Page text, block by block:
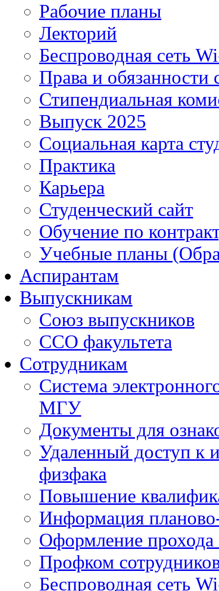
Рабочие планы
Лекторий
Беспроводная сеть
Права и обязанности
Стипендиальная
Выпуск 2025
Социальная карта
Практика
Карьера
Студенческий сайт
Обучение по
Учебные планы
Аспирантам
Выпускникам
Союз выпускников
ССО факультета
Сотрудникам
Система
МГУ
Документы для
Удаленный доступ к
физфака
Повышение
Информация
Оформление прохода
Профком
Беспроводная сеть